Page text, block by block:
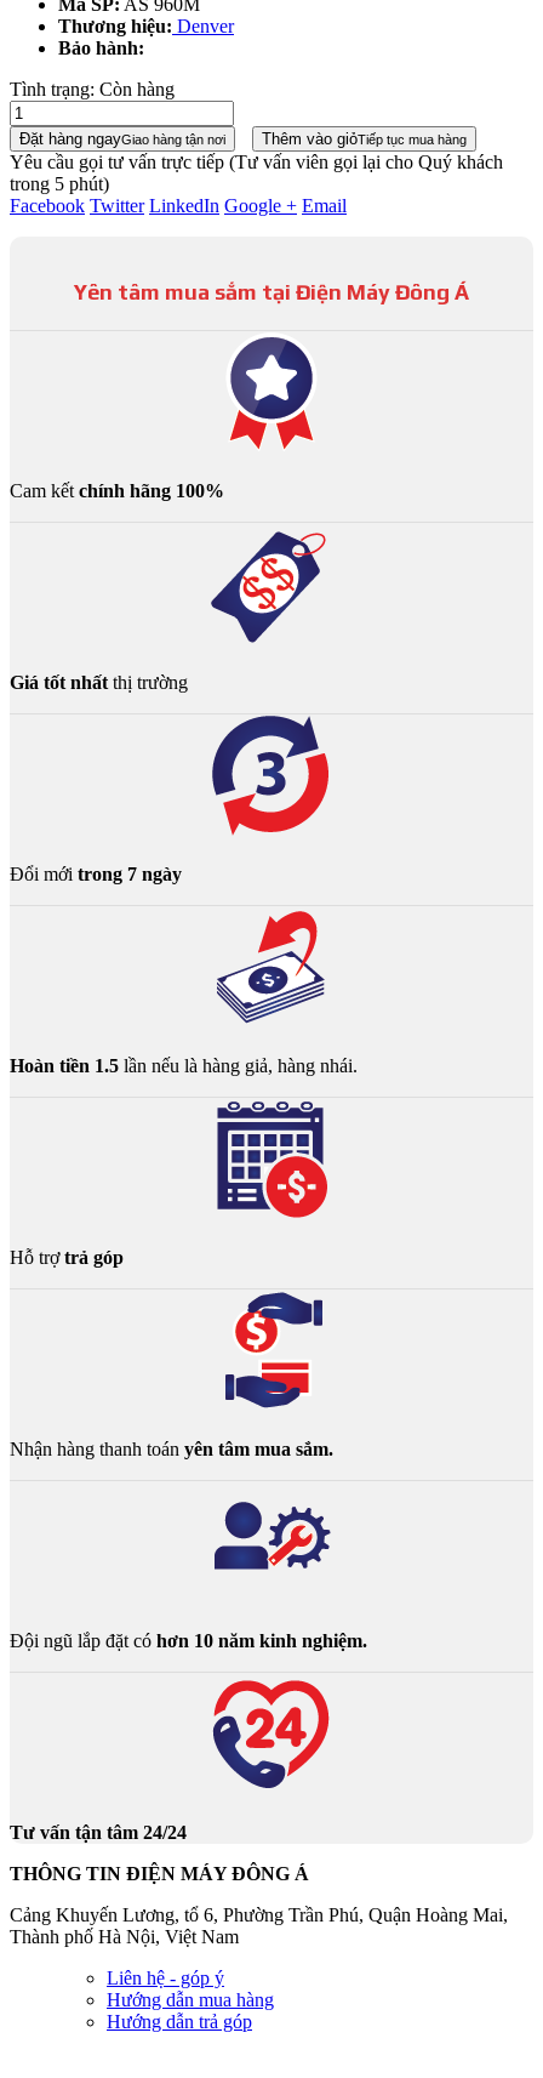
Mã SP: AS 960M
Thương hiệu: Denver
Bảo hành:
Tình trạng: Còn hàng
Đặt hàng ngayGiao hàng tận nơi Thêm vào giỏTiếp tục mua hàng
Yêu cầu gọi tư vấn trực tiếp (Tư vấn viên gọi lại cho Quý khách
trong 5 phút)
Facebook Twitter LinkedIn Google + Email
Yên tâm mua sắm tại Điện Máy Đông Á
Cam kết chính hãng 100%
Giá tốt nhất thị trường
Đổi mới trong 7 ngày
Hoàn tiền 1.5 lần nếu là hàng giả, hàng nhái.
Hỗ trợtrả góp
Nhận hàng thanh toán yên tâm mua sắm.
Đội ngũ lắp đặt có hơn 10 năm kinh nghiệm.
Tư vấn tận tâm 24/24
THÔNG TIN ĐIỆN MÁY ĐÔNG Á
Cảng Khuyến Lương, tổ 6, Phường Trần Phú, Quận Hoàng Mai,
Thành phố Hà Nội, Việt Nam
Liên hệ - góp ý
Hướng dẫn mua hàng
Hướng dẫn trả góp